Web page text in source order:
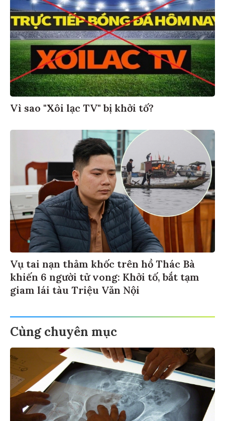
Vì sao "Xôi lạc TV" bị khởi tố?
Vụ tai nạn thảm khốc trên hồ Thác Bà
khiến 6 người tử vong: Khởi tố, bắt tạm
giam lái tàu Triệu Văn Nội
Cùng chuyên mục